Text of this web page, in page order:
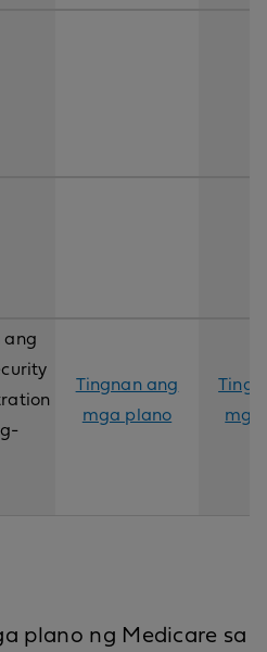
ang
Tingnan ang
mga plano
mga
plano ng Medicare sa